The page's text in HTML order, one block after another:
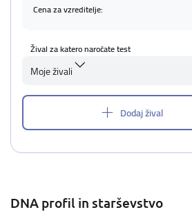
Cena za vzreditelje:
Žival za katero naročate test
Moje živali
Dodaj žival
DNA profil in starševstvo